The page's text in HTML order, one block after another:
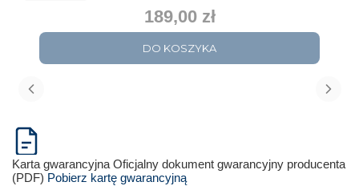
Cena
189,00 zł
DO KOSZYKA
Karta gwarancyjna Oficjalny dokument gwarancyjny producenta
(PDF) Pobierz kartę gwarancyjną